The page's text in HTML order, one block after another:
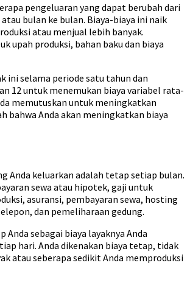
pengeluaran yang dapat berubah dari
bulan ke bulan. Biaya-biaya ini naik
atau menjual lebih banyak.
upah produksi, bahan baku dan biaya
ini selama periode satu tahun dan
12 untuk menemukan biaya variabel rata-
memutuskan untuk meningkatkan
bahwa Anda akan meningkatkan biaya
Anda keluarkan adalah tetap setiap bulan.
sewa atau hipotek, gaji untuk
asuransi, pembayaran sewa, hosting
dan pemeliharaan gedung.
Anda sebagai biaya layaknya Anda
hari. Anda dikenakan biaya tetap, tidak
atau seberapa sedikit Anda memproduksi